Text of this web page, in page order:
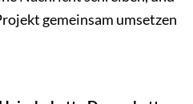
gemeinsam umsetzen